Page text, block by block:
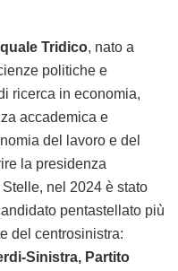
Tridico, nato a
politiche e
ricerca in economia,
accademica e
del lavoro e del
la presidenza
nel 2024 è stato
pentastellato più
del centrosinistra:
Sinistra, Partito